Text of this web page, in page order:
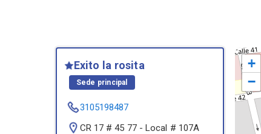
Exito la rosita
Sede principal
3105198487
CR 17 # 45 77 - Local # 107A
+
−